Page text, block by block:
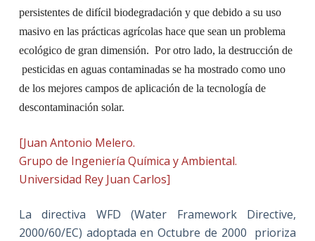
persistentes de difícil biodegradación y que debido a su uso
masivo en las prácticas agrícolas hace que sean un problema
ecológico de gran dimensión. Por otro lado, la destrucción de
pesticidas en aguas contaminadas se ha mostrado como uno
de los mejores campos de aplicación de la tecnología de
descontaminación solar.
[Juan Antonio Melero.
Grupo de Ingeniería Química y Ambiental.
Universidad Rey Juan Carlos]
La directiva WFD (Water Framework Directive,
2000/60/EC) adoptada en Octubre de 2000 prioriza